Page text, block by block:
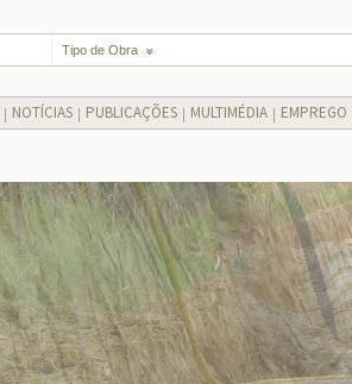
Tipo de Obra
NOTÍCIAS PUBLICAÇÕES MULTIMÉDIA EMPREGO